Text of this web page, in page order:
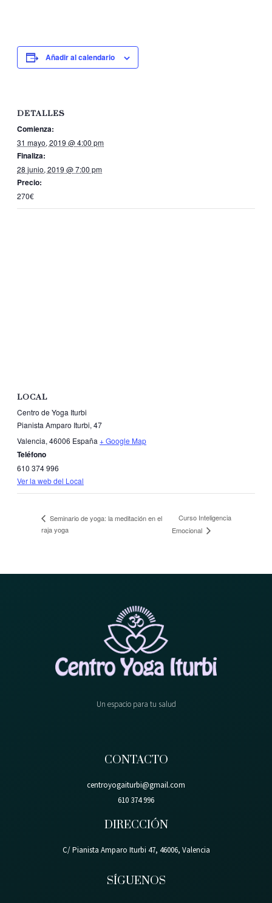
Añadir al calendario
DETALLES
Comienza:
31 mayo, 2019 @ 4:00 pm
Finaliza:
28 junio, 2019 @ 7:00 pm
Precio:
270€
LOCAL
Centro de Yoga Iturbi
Pianista Amparo Iturbi, 47
Valencia, 46006 España + Google Map
Teléfono
610 374 996
Ver la web del Local
Seminario de yoga: la meditación en el
raja yoga
Curso Inteligencia
Emocional
Un espacio para tu salud
CONTACTO
centroyogaiturbi@gmail.com
610 374 996
DIRECCIÓN
C/ Pianista Amparo Iturbi 47, 46006, Valencia
SÍGUENOS